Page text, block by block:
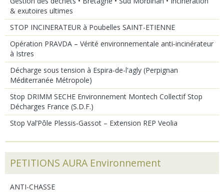
& exutoires ultimes
STOP INCINERATEUR à Poubelles SAINT-ETIENNE
Opération PRAVDA – Vérité environnementale anti‑incinérateur
à Istres
Décharge sous tension à Espira-de-l'agly (Perpignan
Méditerranée Métropole)
Stop DRIMM SECHE Environnement Montech Collectif Stop
Décharges France (S.D.F.)
Stop Val’Pôle Plessis‑Gassot – Extension REP Veolia
PETITIONS AURA Environnement
ANTI-CHASSE